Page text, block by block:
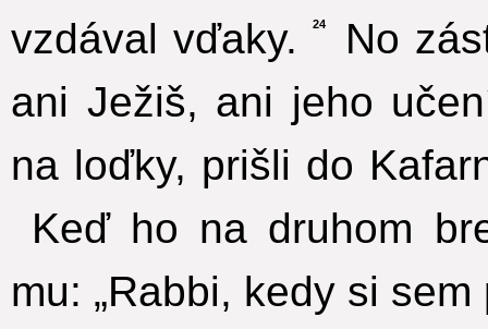
vzdával vďaky.
24
No
ani Ježiš, ani jeho
na loďky, prišli do
Keď ho na druhom
mu: „Rabbi, kedy si sem